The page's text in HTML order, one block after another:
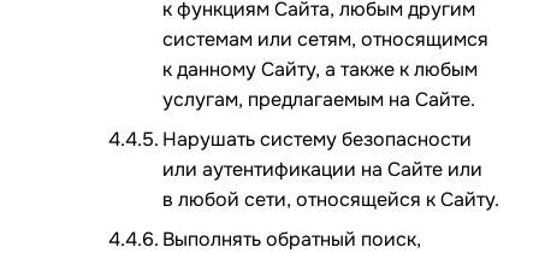
к функциям Сайта, любым другим
системам или сетям, относящимся
к данному Сайту, а также к любым
услугам, предлагаемым на Сайте.
Нарушать систему безопасности
или аутентификации на Сайте или
в любой сети, относящейся к Сайту.
Выполнять обратный поиск,